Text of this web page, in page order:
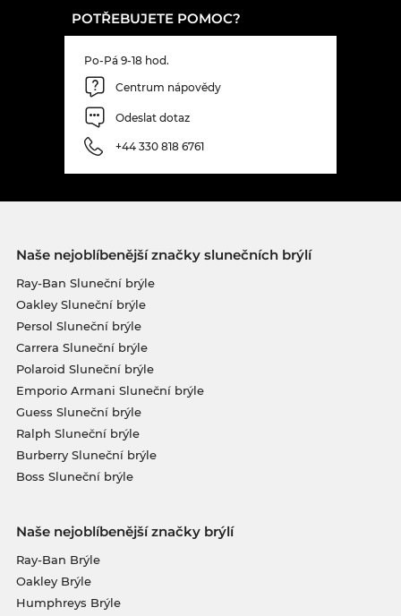
POTŘEBUJETE POMOC?
Po-Pá 9-18 hod.
Centrum nápovědy
Odeslat dotaz
+44 330 818 6761
Naše nejoblíbenější značky slunečních brýlí
Ray-Ban Sluneční brýle
Oakley Sluneční brýle
Persol Sluneční brýle
Carrera Sluneční brýle
Polaroid Sluneční brýle
Emporio Armani Sluneční brýle
Guess Sluneční brýle
Ralph Sluneční brýle
Burberry Sluneční brýle
Boss Sluneční brýle
Naše nejoblíbenější značky brýlí
Ray-Ban Brýle
Oakley Brýle
Humphreys Brýle